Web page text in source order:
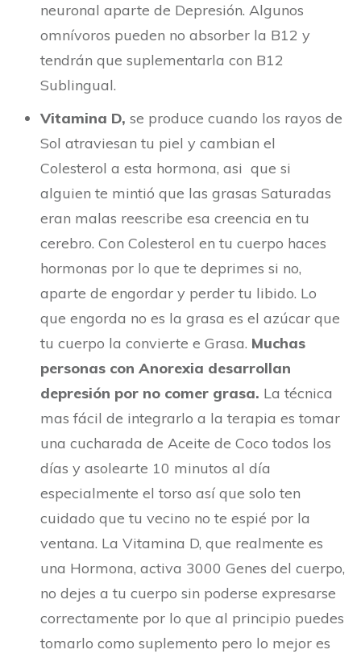
neuronal aparte de Depresión. Algunos
omnívoros pueden no absorber la B12 y
tendrán que suplementarla con B12
Sublingual.
Vitamina D, se produce cuando los rayos de
Sol atraviesan tu piel y cambian el
Colesterol a esta hormona, asi que si
alguien te mintió que las grasas Saturadas
eran malas reescribe esa creencia en tu
cerebro. Con Colesterol en tu cuerpo haces
hormonas por lo que te deprimes si no,
aparte de engordar y perder tu libido. Lo
que engorda no es la grasa es el azúcar que
tu cuerpo la convierte e Grasa. Muchas
personas con Anorexia desarrollan
depresión por no comer grasa. La técnica
mas fácil de integrarlo a la terapia es tomar
una cucharada de Aceite de Coco todos los
días y asolearte 10 minutos al día
especialmente el torso así que solo ten
cuidado que tu vecino no te espié por la
ventana. La Vitamina D, que realmente es
una Hormona, activa 3000 Genes del cuerpo,
no dejes a tu cuerpo sin poderse expresarse
correctamente por lo que al principio puedes
tomarlo como suplemento pero lo mejor es